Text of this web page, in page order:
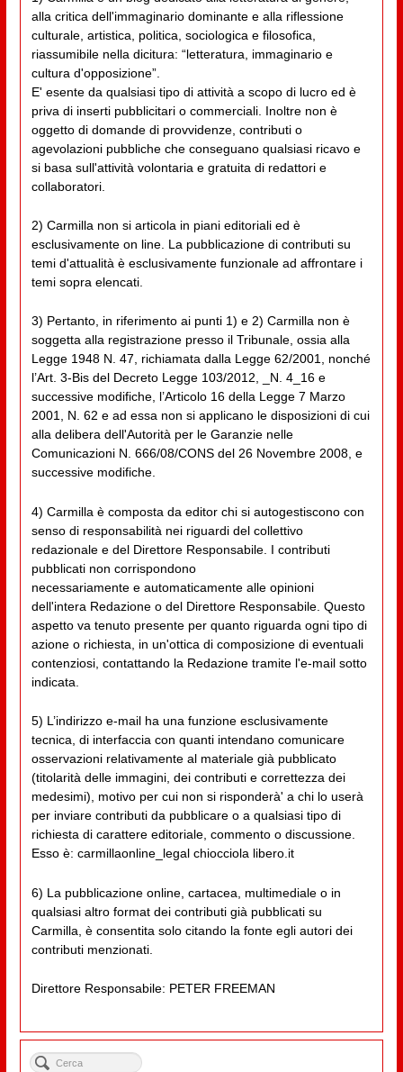
alla critica dell'immaginario dominante e alla riflessione
culturale, artistica, politica, sociologica e filosofica,
riassumibile nella dicitura: “letteratura, immaginario e
cultura d'opposizione”.
E' esente da qualsiasi tipo di attività a scopo di lucro ed è
priva di inserti pubblicitari o commerciali. Inoltre non è
oggetto di domande di provvidenze, contributi o
agevolazioni pubbliche che conseguano qualsiasi ricavo e
si basa sull'attività volontaria e gratuita di redattori e
collaboratori.
2) Carmilla non si articola in piani editoriali ed è
esclusivamente on line. La pubblicazione di contributi su
temi d'attualità è esclusivamente funzionale ad affrontare i
temi sopra elencati.
3) Pertanto, in riferimento ai punti 1) e 2) Carmilla non è
soggetta alla registrazione presso il Tribunale, ossia alla
Legge 1948 N. 47, richiamata dalla Legge 62/2001, nonché
l’Art. 3-Bis del Decreto Legge 103/2012, _N. 4_16 e
successive modifiche, l’Articolo 16 della Legge 7 Marzo
2001, N. 62 e ad essa non si applicano le disposizioni di cui
alla delibera dell'Autorità per le Garanzie nelle
Comunicazioni N. 666/08/CONS del 26 Novembre 2008, e
successive modifiche.
4) Carmilla è composta da editor chi si autogestiscono con
senso di responsabilità nei riguardi del collettivo
redazionale e del Direttore Responsabile. I contributi
pubblicati non corrispondono
necessariamente e automaticamente alle opinioni
dell'intera Redazione o del Direttore Responsabile. Questo
aspetto va tenuto presente per quanto riguarda ogni tipo di
azione o richiesta, in un'ottica di composizione di eventuali
contenziosi, contattando la Redazione tramite l'e-mail sotto
indicata.
5) L’indirizzo e-mail ha una funzione esclusivamente
tecnica, di interfaccia con quanti intendano comunicare
osservazioni relativamente al materiale già pubblicato
(titolarità delle immagini, dei contributi e correttezza dei
medesimi), motivo per cui non si risponderà' a chi lo userà
per inviare contributi da pubblicare o a qualsiasi tipo di
richiesta di carattere editoriale, commento o discussione.
Esso è: carmillaonline_legal chiocciola libero.it
6) La pubblicazione online, cartacea, multimediale o in
qualsiasi altro format dei contributi già pubblicati su
Carmilla, è consentita solo citando la fonte egli autori dei
contributi menzionati.
Direttore Responsabile: PETER FREEMAN